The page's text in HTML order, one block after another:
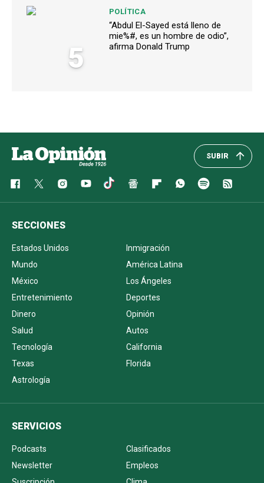
5
POLÍTICA
“Abdul El-Sayed está lleno de
mie%#, es un hombre de odio”,
afirma Donald Trump
SUBIR
SECCIONES
Estados Unidos
Inmigración
Mundo
América Latina
México
Los Ángeles
Entretenimiento
Deportes
Dinero
Opinión
Salud
Autos
Tecnología
California
Texas
Florida
Astrología
SERVICIOS
Podcasts
Clasificados
Newsletter
Empleos